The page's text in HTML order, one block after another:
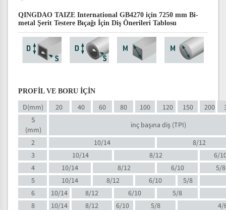
QINGDAO TAIZE International GB4270 için 7250 mm Bi-
metal Şerit Testere Bıçağı İçin Diş Önerileri Tablosu
PROFİL VE BORU İÇİN
D(mm) 20 40 60 80 100 120 150 200
S
(mm)
inç başına diş (TPI)
2
10/14
8/12
3
10/14 8/12
6/
4
10/14 8/12 6/10
5/8
5
10/14 8/12 6/10
5/8
6
10/14 8/12 6/10
5/8
8
10/14 8/12 6/10 5/8
4/